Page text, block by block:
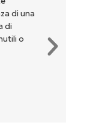
di una
di
o